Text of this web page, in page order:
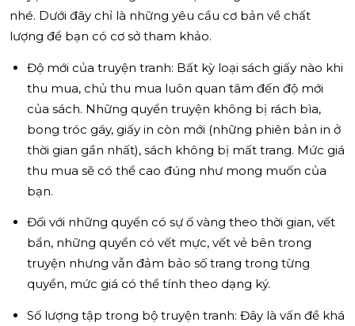
nhé. Dưới đây chỉ là những yêu cầu cơ bản về chất
lượng để bạn có cơ sở tham khảo.
Độ mới của truyện tranh: Bất kỳ loại sách giấy nào khi
thu mua, chủ thu mua luôn quan tâm đến độ mới
của sách. Những quyển truyện không bị rách bìa,
bong tróc gáy, giấy in còn mới (những phiên bản in ở
thời gian gần nhất), sách không bị mất trang. Mức giá
thu mua sẽ có thể cao đúng như mong muốn của
bạn.
Đối với những quyển có sự ố vàng theo thời gian, vết
bẩn, những quyển có vết mực, vết vẻ bên trong
truyện nhưng vẫn đảm bảo số trang trong từng
quyển, mức giá có thể tính theo dạng ký.
Số lượng tập trong bộ truyện tranh: Đây là vấn đề khá